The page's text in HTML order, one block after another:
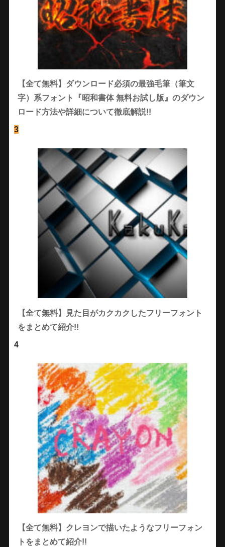
【全て無料】ダウンロード必須の最強毛筆（筆文
字）系フォント『昭和書体 無料お試し版』のダウン
ロード方法や詳細について徹底解説!!
3
【全て無料】見た目がカクカクしたフリーフォント
をまとめて紹介!!
4
【全て無料】クレヨンで描いたようなフリーフォン
トをまとめて紹介!!